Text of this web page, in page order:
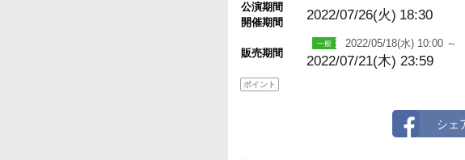
公演期間
開催期間
2022/07/26(火) 18:30
販売期間
2022/05/18(水) 10:00 ～
2022/07/21(木) 23:59
ポイント